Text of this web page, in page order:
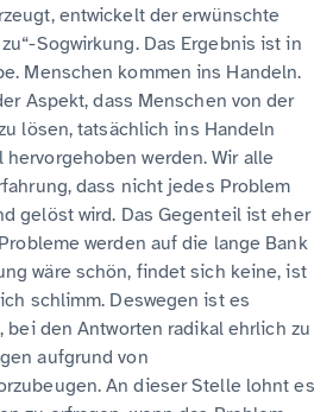
entwickelt der erwünschte
Sogwirkung. Das Ergebnis ist in
Menschen kommen ins Handeln.
Aspekt, dass Menschen von der
lösen, tatsächlich ins Handeln
werden. Wir alle
dass nicht jedes Problem
gelöst wird. Das Gegenteil ist eher
werden auf die lange Bank
wäre schön, findet sich keine, ist
schlimm. Deswegen ist es
bei den Antworten radikal ehrlich zu
aufgrund von
An dieser Stelle lohnt es